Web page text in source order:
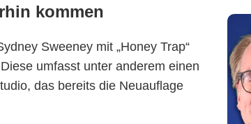
kommen
Sweeney mit „Honey Trap“
umfasst unter anderem einen
das bereits die Neuauflage